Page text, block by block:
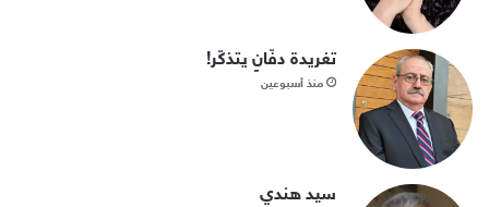
تغريدة دفّانٍ يتذكّر!
منذ أسبوعين
سيد هندي